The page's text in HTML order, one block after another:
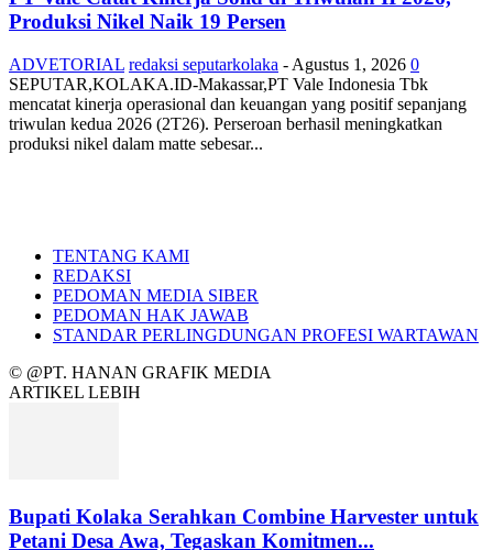
Produksi Nikel Naik 19 Persen
ADVETORIAL redaksi seputarkolaka - Agustus 1, 2026 0
SEPUTAR,KOLAKA.ID-Makassar,PT Vale Indonesia Tbk
mencatat kinerja operasional dan keuangan yang positif sepanjang
triwulan kedua 2026 (2T26). Perseroan berhasil meningkatkan
produksi nikel dalam matte sebesar...
TENTANG KAMI
REDAKSI
PEDOMAN MEDIA SIBER
PEDOMAN HAK JAWAB
STANDAR PERLINGDUNGAN PROFESI WARTAWAN
© @PT. HANAN GRAFIK MEDIA
ARTIKEL LEBIH
Bupati Kolaka Serahkan Combine Harvester untuk
Petani Desa Awa, Tegaskan Komitmen...